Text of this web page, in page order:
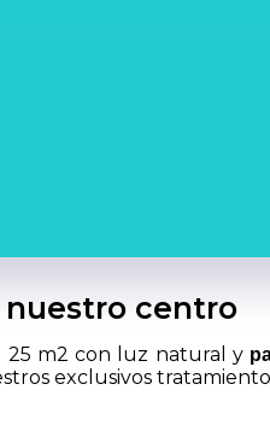
nuestro centro
25 m2 con luz natural y
exclusivos